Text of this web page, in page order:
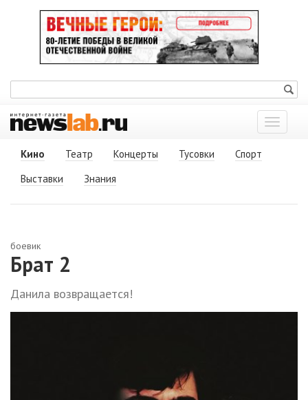
Показать
меню
Кино
Театр Концерты Тусовки
Спорт
Выставки
Знания
боевик
Брат 2
Данила возвращается!